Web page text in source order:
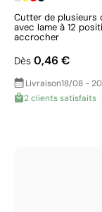
Cutter de plusieurs
avec lame à 12
accrocher
Dès 0,46 €
Livraison18/08 -
2 clients satisfaits